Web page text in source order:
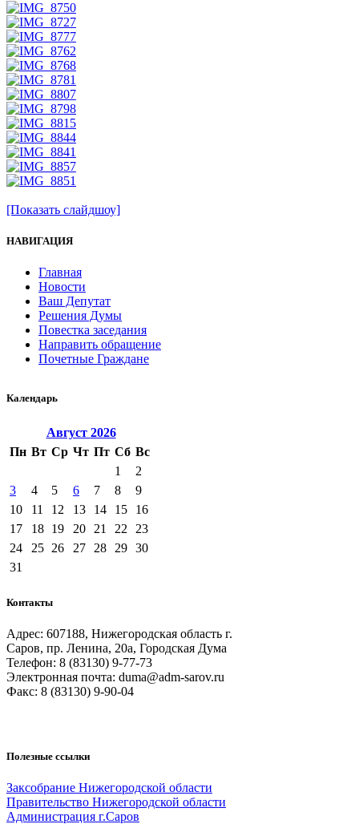
[Показать слайдшоу]
НАВИГАЦИЯ
Главная
Новости
Ваш Депутат
Решения Думы
Повестка заседания
Направить обращение
Почетные Граждане
Календарь
Август 2026
Пн Вт Ср Чт Пт Сб Вс
1
2
3
4 5 6 7 8
9
10
11 12 13 14 15
16
17
18 19 20 21 22
23
24
25 26 27 28 29 30
31
Контакты
Адрес: 607188, Нижегородская область г.
Саров, пр. Ленина, 20а, Городская Дума
Телефон: 8 (83130) 9-77-73
Электронная почта: duma@adm-sarov.ru
Факс: 8 (83130) 9-90-04
Полезные ссылки
Закcобрание Нижегородской области
Правительство Нижегородской области
Администрация г.Саров